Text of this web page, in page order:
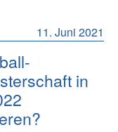
11. Juni 2021
in